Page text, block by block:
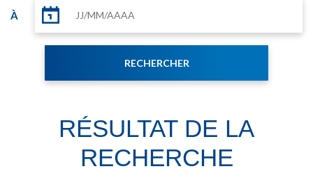
À
RÉSULTAT DE LA
RECHERCHE